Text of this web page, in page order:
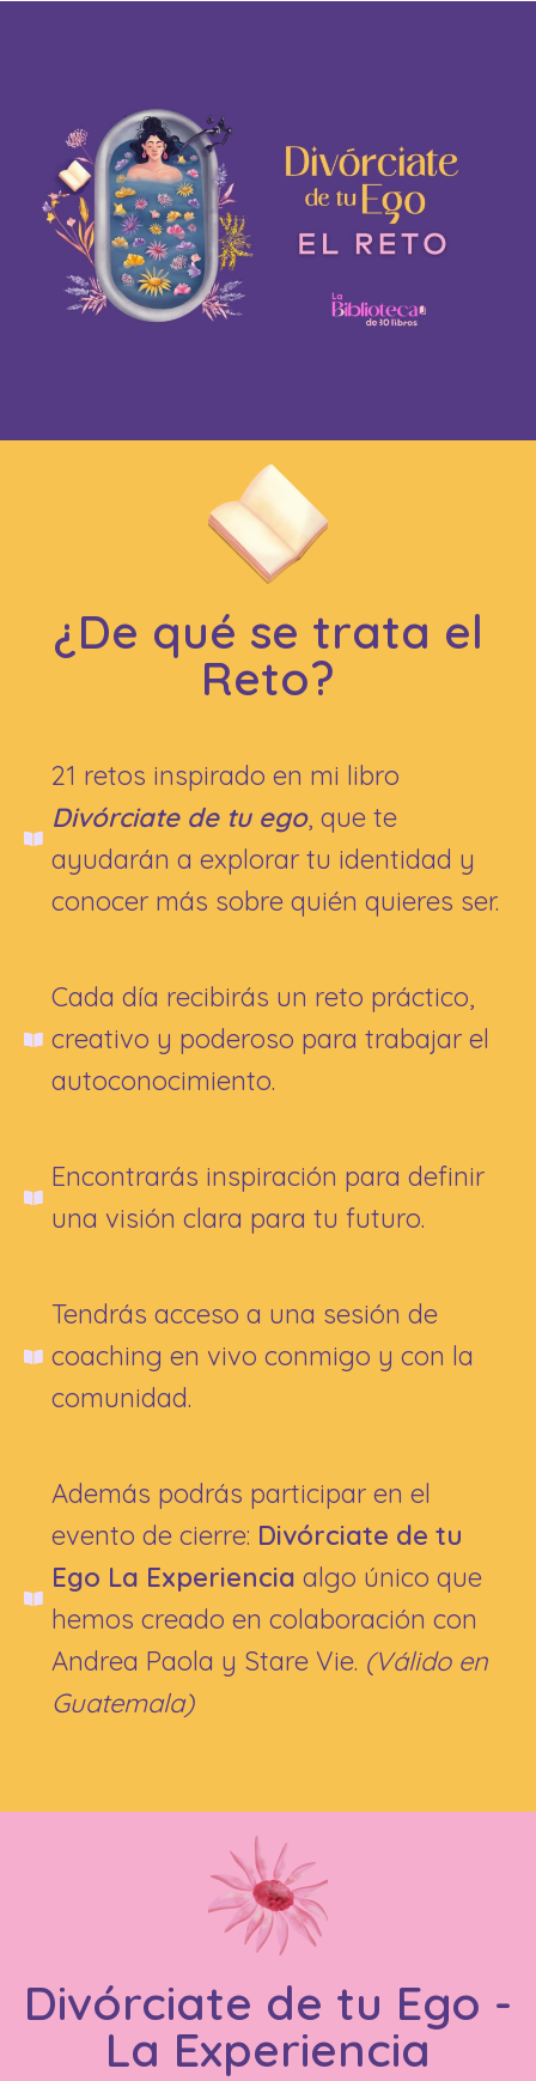
¿De qué se trata el
Reto?
21 retos inspirado en mi libro
Divórciate de tu ego, que te
ayudarán a explorar tu identidad y
conocer más sobre quién quieres ser.
Cada día recibirás un reto práctico,
creativo y poderoso para trabajar el
autoconocimiento.
Encontrarás inspiración para definir
una visión clara para tu futuro.
Tendrás acceso a una sesión de
coaching en vivo conmigo y con la
comunidad.
Además podrás participar en el
evento de cierre: Divórciate de tu
Ego La Experiencia algo único que
hemos creado en colaboración con
Andrea Paola y Stare Vie. (Válido en
Guatemala)
Divórciate de tu Ego -
La Experiencia